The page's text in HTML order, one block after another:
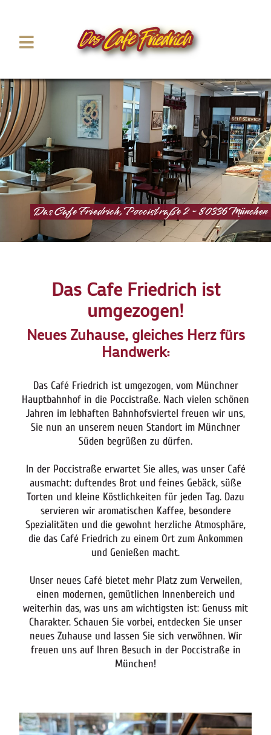
Das Cafe Friedrich, Poccistraße 2 - 80336 München
Das Cafe Friedrich ist
umgezogen!
Neues Zuhause, gleiches Herz fürs
Handwerk:
Das Café Friedrich ist umgezogen, vom Münchner
Hauptbahnhof in die Poccistraße. Nach vielen schönen
Jahren im lebhaften Bahnhofsviertel freuen wir uns,
Sie nun an unserem neuen Standort im Münchner
Süden begrüßen zu dürfen.
In der Poccistraße erwartet Sie alles, was unser Café
ausmacht: duftendes Brot und feines Gebäck, süße
Torten und kleine Köstlichkeiten für jeden Tag. Dazu
servieren wir aromatischen Kaffee, besondere
Spezialitäten und die gewohnt herzliche Atmosphäre,
die das Café Friedrich zu einem Ort zum Ankommen
und Genießen macht.
Unser neues Café bietet mehr Platz zum Verweilen,
einen modernen, gemütlichen Innenbereich und
weiterhin das, was uns am wichtigsten ist: Genuss mit
Charakter. Schauen Sie vorbei, entdecken Sie unser
neues Zuhause und lassen Sie sich verwöhnen. Wir
freuen uns auf Ihren Besuch in der Poccistraße in
München!